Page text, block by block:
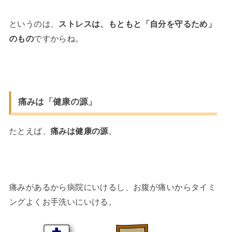
というのは、 ストレスは、もともと「自分を守るため」
のものですからね。
痛みは「健康の源」
たとえば、 痛みは健康の源。
痛みがあるから病院にいけるし、お腹が痛いからタイミ
ングよくお手洗いにいける。